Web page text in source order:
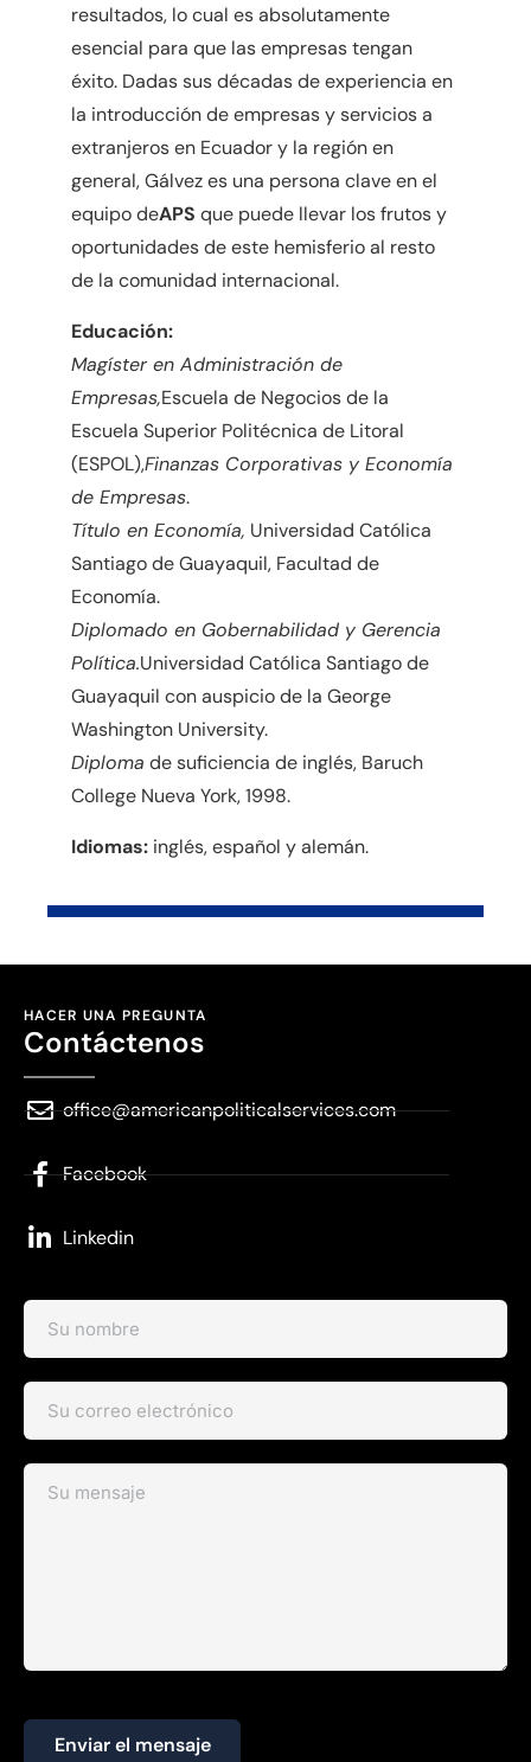
resultados, lo cual es absolutamente
esencial para que las empresas tengan
éxito. Dadas sus décadas de experiencia en
la introducción de empresas y servicios a
extranjeros en Ecuador y la región en
general, Gálvez es una persona clave en el
equipo deAPS que puede llevar los frutos y
oportunidades de este hemisferio al resto
de la comunidad internacional.
Educación:
Magíster en Administración de
Empresas,Escuela de Negocios de la
Escuela Superior Politécnica de Litoral
(ESPOL),Finanzas Corporativas y Economía
de Empresas.
Título en Economía, Universidad Católica
Santiago de Guayaquil, Facultad de
Economía.
Diplomado en Gobernabilidad y Gerencia
Política.Universidad Católica Santiago de
Guayaquil con auspicio de la George
Washington University.
Diploma de suficiencia de inglés, Baruch
College Nueva York, 1998.
Idiomas: inglés, español y alemán.
HACER UNA PREGUNTA
Contáctenos
office@americanpoliticalservices.com
Facebook
Linkedin
Enviar el mensaje